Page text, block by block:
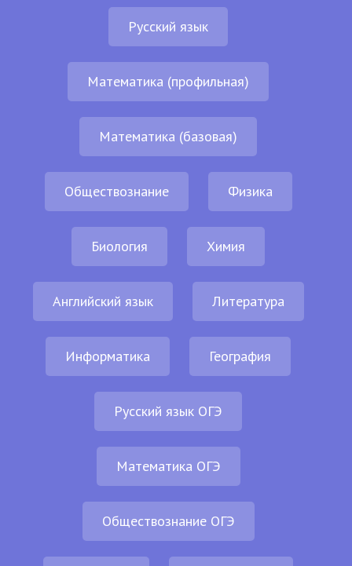
Русский язык
Математика (профильная)
Математика (базовая)
Обществознание Физика
Биология Химия
Английский язык Литература
Информатика География
Русский язык ОГЭ
Математика ОГЭ
Обществознание ОГЭ